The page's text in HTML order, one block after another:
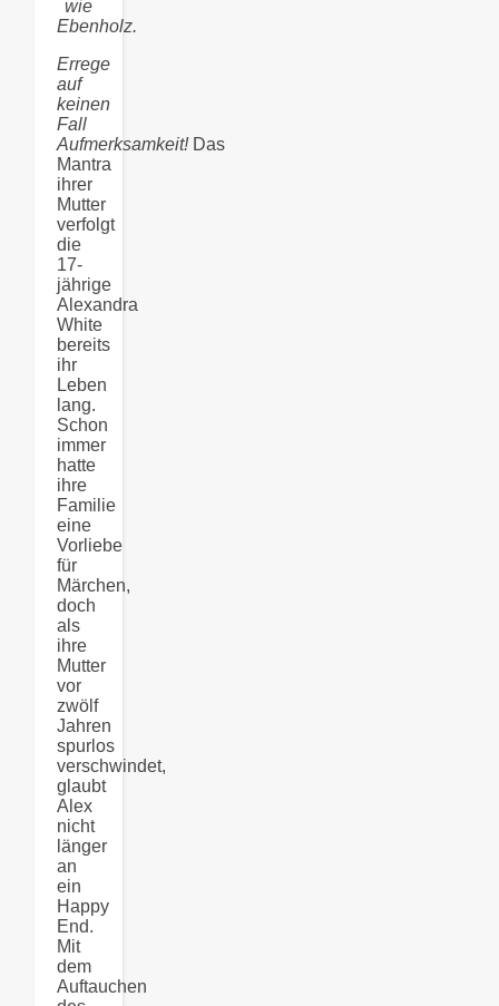
wie
Ebenholz.
Errege
auf
keinen
Fall
Aufmerksamkeit!Das
Mantra
ihrer
Mutter
verfolgt
die
17-
jährige
Alexandra
White
bereits
ihr
Leben
lang.
Schon
immer
hatte
ihre
Familie
eine
Vorliebe
für
Märchen,
doch
als
ihre
Mutter
vor
zwölf
Jahren
spurlos
verschwindet,
glaubt
Alex
nicht
länger
an
ein
Happy
End.
Mit
dem
Auftauchen